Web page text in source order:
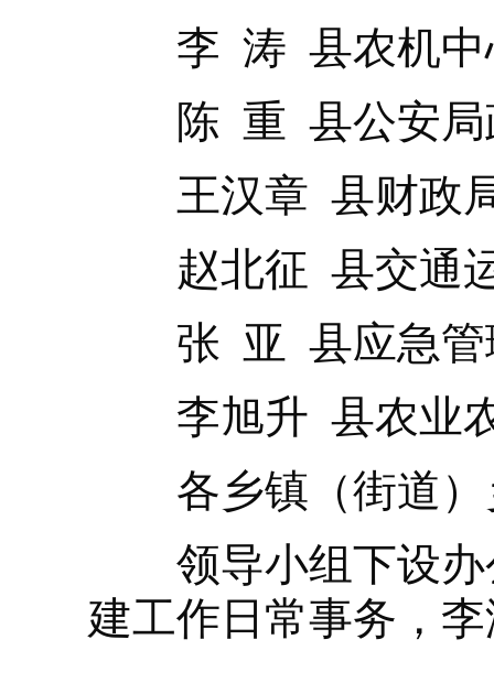
李 涛 县农机中
陈 重 县公安局
王汉章 县财政
赵北征 县交通
张 亚 县应急管
李旭升 县农业
各乡镇（街道）
领导小组下设办
建工作日常事务，